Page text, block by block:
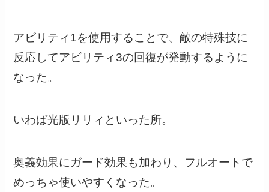
アビリティ1を使用することで、敵の特殊技に
反応してアビリティ3の回復が発動するように
なった。
いわば光版リリィといった所。
奥義効果にガード効果も加わり、フルオートで
めっちゃ使いやすくなった。